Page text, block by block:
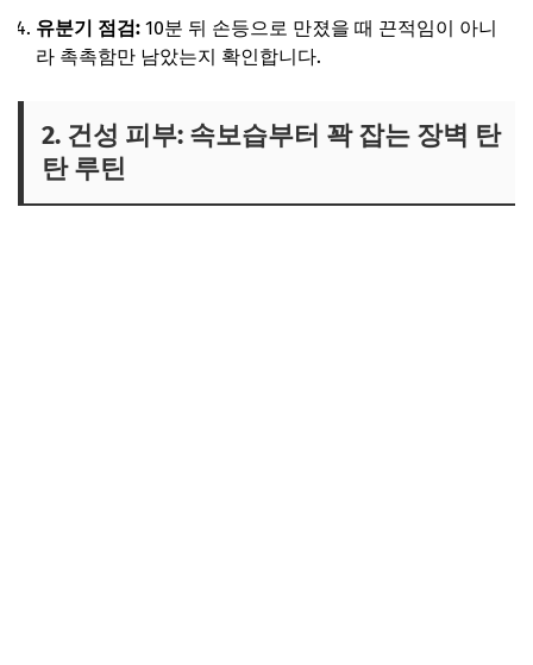
유분기 점검: 10분 뒤 손등으로 만졌을 때 끈적임이 아니
라 촉촉함만 남았는지 확인합니다.
2. 건성 피부: 속보습부터 꽉 잡는 장벽 탄
탄 루틴